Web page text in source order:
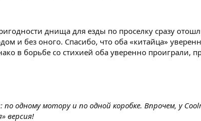
днища для езды по проселку сразу
и без оного. Спасибо, что оба «китайца»
в борьбе со стихией оба уверенно проиграли,
одному мотору и по одной коробке. Впрочем, у
версия!